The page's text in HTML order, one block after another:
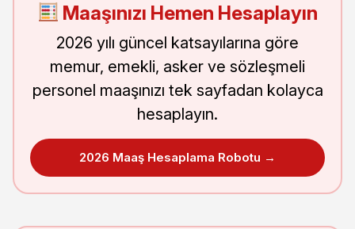
Maaşınızı Hemen Hesaplayın
2026 yılı güncel katsayılarına göre
memur, emekli, asker ve sözleşmeli
personel maaşınızı tek sayfadan kolayca
hesaplayın.
2026 Maaş Hesaplama Robotu →